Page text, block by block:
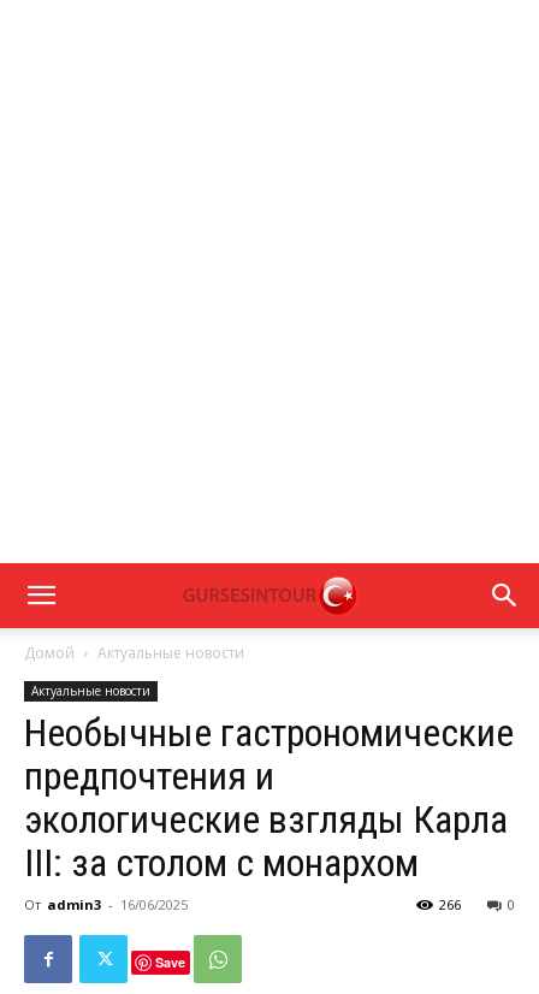
Домой Актуальные новости
Актуальные новости
Необычные гастрономические
предпочтения и
экологические взгляды Карла
III: за столом с монархом
От admin3 - 16/06/2025 0
266
Save